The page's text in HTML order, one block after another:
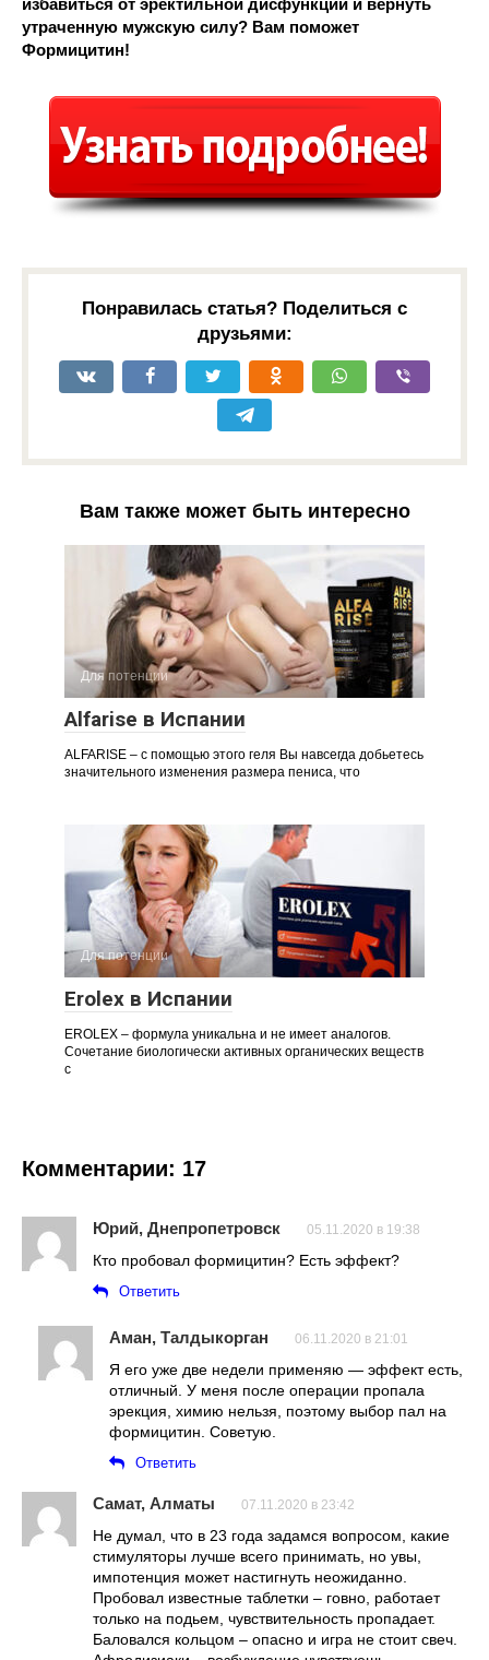
избавиться от эректильной дисфункции и вернуть
утраченную мужскую силу? Вам поможет
Формицитин!
Понравилась статья? Поделиться с
друзьями:
Вам также может быть интересно
Для потенции
Alfarise в Испании
ALFARISE – с помощью этого геля Вы навсегда добьетесь
значительного изменения размера пениса, что
Для потенции
Erolex в Испании
EROLEX – формула уникальна и не имеет аналогов.
Сочетание биологически активных органических веществ
с
Комментарии: 17
Юрий, Днепропетровск 05.11.2020 в 19:38
Кто пробовал формицитин? Есть эффект?
Ответить
Аман, Талдыкорган 06.11.2020 в 21:01
Я его уже две недели применяю — эффект есть,
отличный. У меня после операции пропала
эрекция, химию нельзя, поэтому выбор пал на
формицитин. Советую.
Ответить
Самат, Алматы 07.11.2020 в 23:42
Не думал, что в 23 года задамся вопросом, какие
стимуляторы лучше всего принимать, но увы,
импотенция может настигнуть неожиданно.
Пробовал известные таблетки – говно, работает
только на подьем, чувствительность пропадает.
Баловался кольцом – опасно и игра не стоит свеч.